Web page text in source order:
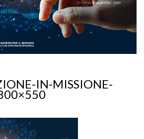
IN-MISSIONE-